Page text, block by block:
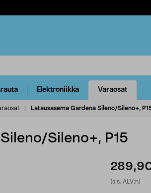
Elektroniikka Varaosat
Latausasema Gardena Sileno/Sileno+,
Sileno+, P15
(sis. ALV:n)